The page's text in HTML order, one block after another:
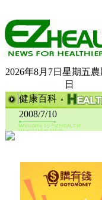
2026年8月7日星期五
日
健康百科
2008/7/10